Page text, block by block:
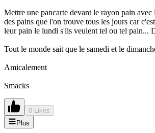
Mettre une pancarte devant le rayon pain
des pains que l'on trouve tous les jours car
leur pain le lundi s'ils veulent tel ou tel pain...
Tout le monde sait que le samedi et le
Amicalement
Smacks
0 Likes
Plus